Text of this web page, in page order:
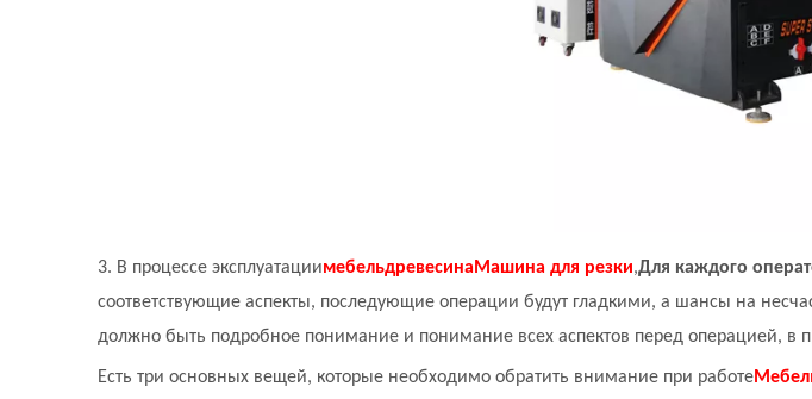
3. В процессе эксплуатациимебельдревесинаМашина для резки,Для каждого
соответствующие аспекты, последующие операции будут гладкими, а шансы на
должно быть подробное понимание и понимание всех аспектов перед операцией, в
Есть три основных вещей, которые необходимо обратить внимание при работе